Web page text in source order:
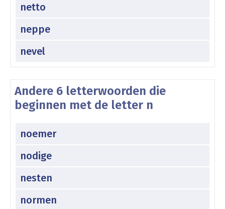
netto
neppe
nevel
Andere 6 letterwoorden die
beginnen met de letter n
noemer
nodige
nesten
normen